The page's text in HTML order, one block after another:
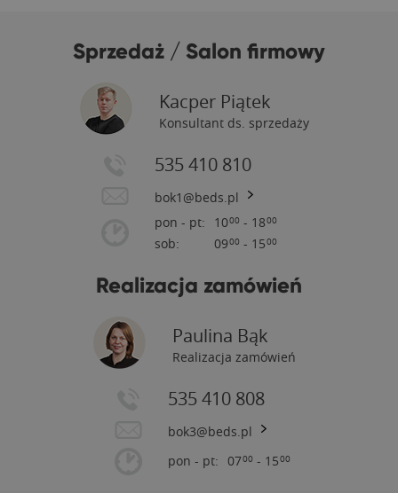
Sprzedaż / Salon firmowy
Kacper Piątek
Konsultant ds. sprzedaży
535 410 810
bok1@beds.pl
pon - pt:
sob:
1000 - 1800
0900 - 1500
Realizacja zamówień
Paulina Bąk
Realizacja zamówień
535 410 808
bok3@beds.pl
pon - pt: 0700 - 1500